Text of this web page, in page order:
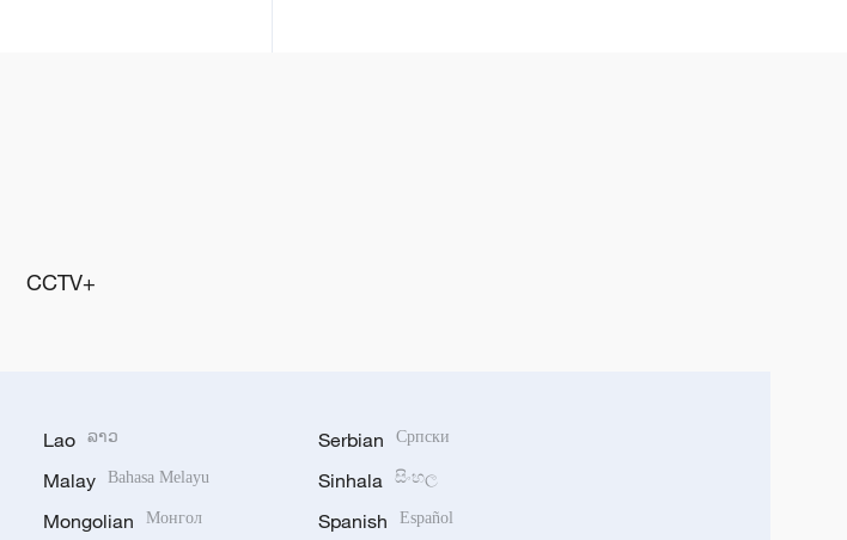
CCTV+
Lao ລາວ
Malay Bahasa Melayu
Mongolian Монгол
Serbian Српски
Sinhala සිංහල
Spanish Español